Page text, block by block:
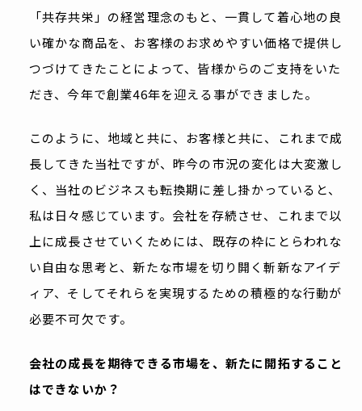
「共存共栄」の経営理念のもと、一貫して着心地の良
い確かな商品を、お客様のお求めやすい価格で提供し
つづけてきたことによって、皆様からのご支持をいた
だき、今年で創業46年を迎える事ができました。
このように、地域と共に、お客様と共に、これまで成
長してきた当社ですが、昨今の市況の変化は大変激し
く、当社のビジネスも転換期に差し掛かっていると、
私は日々感じています。会社を存続させ、これまで以
上に成長させていくためには、既存の枠にとらわれな
い自由な思考と、新たな市場を切り開く斬新なアイデ
ィア、そしてそれらを実現するための積極的な行動が
必要不可欠です。
会社の成長を期待できる市場を、 新たに開拓すること
はできないか？